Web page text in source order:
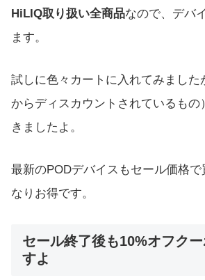
HiLIQ取り扱い全商品なので、デバ
ます。
試しに色々カートに入れてみました
からディスカウントされているもの
きましたよ。
最新のPODデバイスもセール価格
なりお得です。
セール終了後も10%オフク
すよ